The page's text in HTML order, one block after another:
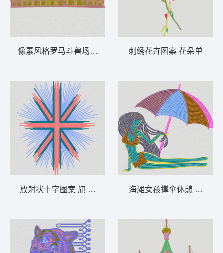
像素风格罗马斗兽场 风景 多色珠片 建筑 古
放射状十字图案 旗 米字旗 多色珠片
刺绣花卉图案 花朵单
海滩女孩撑伞休憩 伞 美